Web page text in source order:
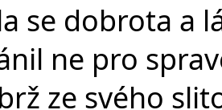
se dobrota a
ne pro
ze svého